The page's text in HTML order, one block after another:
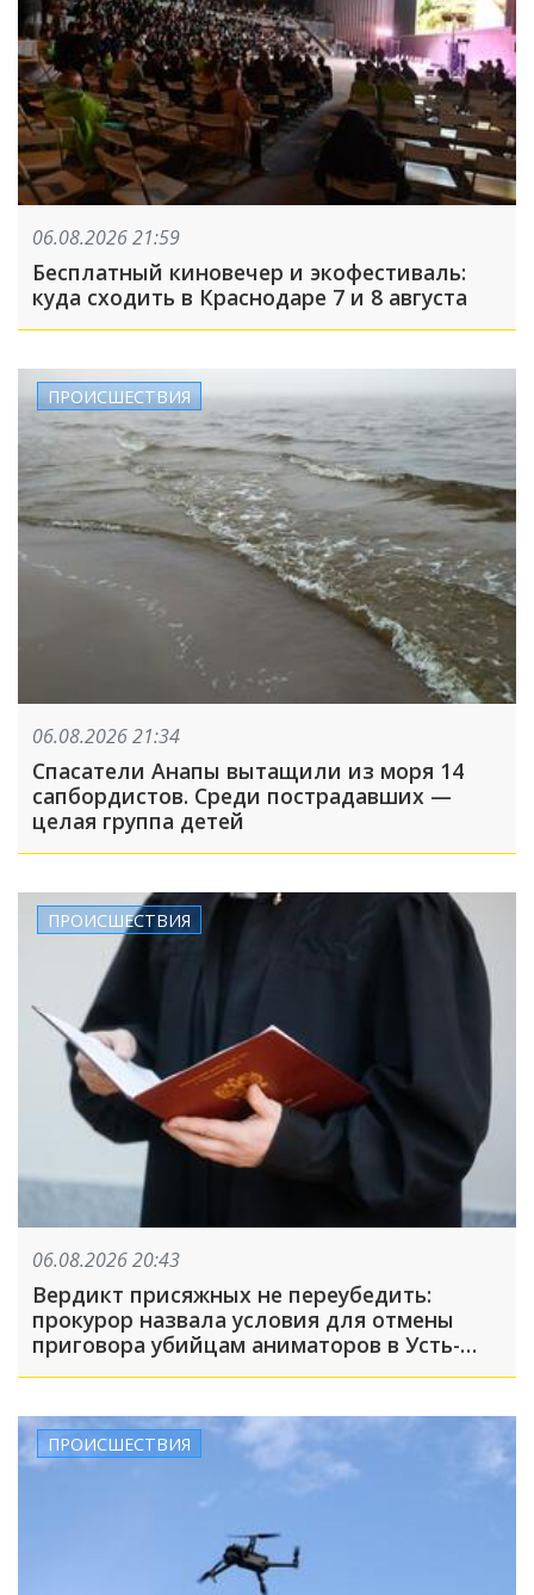
06.08.2026 21:59
Бесплатный киновечер и экофестиваль:
куда сходить в Краснодаре 7 и 8 августа
ПРОИСШЕСТВИЯ
06.08.2026 21:34
Спасатели Анапы вытащили из моря 14
сапбордистов. Среди пострадавших —
целая группа детей
ПРОИСШЕСТВИЯ
06.08.2026 20:43
Вердикт присяжных не переубедить:
прокурор назвала условия для отмены
приговора убийцам аниматоров в Усть-
ПРОИСШЕСТВИЯ